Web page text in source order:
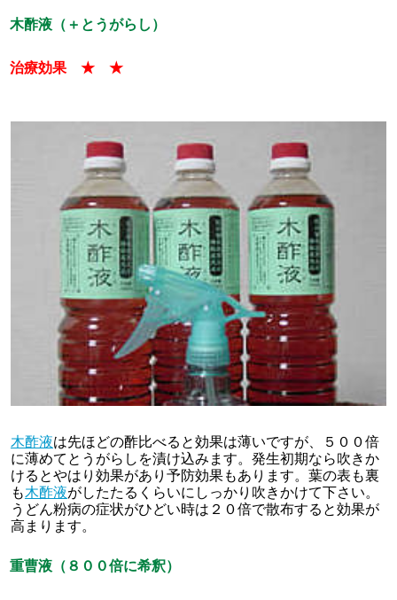
木酢液（＋とうがらし）
治療効果 ★ ★
木酢液は先ほどの酢比べると効果は薄いですが、５００倍
に薄めてとうがらしを漬け込みます。発生初期なら吹きか
けるとやはり効果があり予防効果もあります。葉の表も裏
も木酢液がしたたるくらいにしっかり吹きかけて下さい。
うどん粉病の症状がひどい時は２０倍で散布すると効果が
高まります。
重曹液（８００倍に希釈）